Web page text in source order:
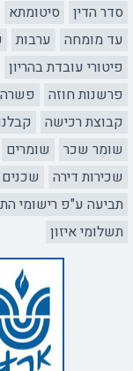
סדר הדין
סיטומתא
עד מומחה
ערבות
פיטורי עובדת בהריון
פרשנות חוזה
פשרה
קבוצת רכישה
שומר שכר
שומרים
שכירות דירה
שכנים
תביעה ע"פ רישומי
תשלומי איזון